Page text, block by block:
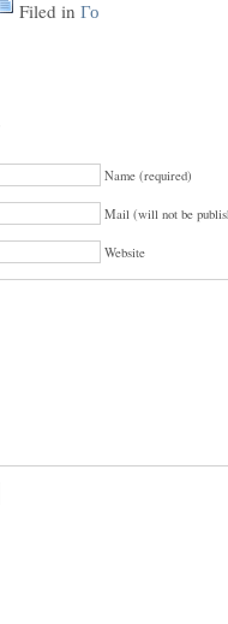
Filed in Го
Name (required)
Mail (will not be
Website